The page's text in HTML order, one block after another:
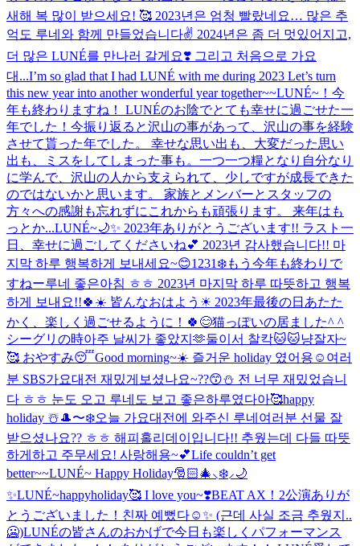
새해 복 많이 받으세요! 🥰 2023년은 엄청 빨랐네요… 많은 추
억도 루네와 함께 만들었습니다✌️ 2024년은 좀 더 멋있어지고,
더 많은 LUNÉ를 만나러 갈게요❣️ 그리고 처음으로 가요
대...I’m so glad that I had LUNÉ with me during 2023 Let’s turn
this new year into another wonderful year together~~LUNÉ~！今
年も終わりますね！ LUNÉのお陰でとても幸せに過ごせた一
年でした！今振り返ると沢山の事があって、沢山の事を経験
させて貰った年でした。 幸せな思い出も、大変だった思い
出も、ミスをしてしまった事も。一つ一つ糧となり自分なり
に学んで、沢山の人から支えられて、少しですが成長できた
のではないかと思います。 家族とメンバーとスタッフの
方々への感謝も忘れずにこれからも頑張ります。 来年はも
っとか...LUNÉ~🌙✨️ 2023年ありがとうございます!! ラスト一
日、幸せに過ごしてくださいね💕︎ 2023년 감사했습니다!! 마
지막 하루 행복하게 보내세요~😊1231❄️もう今年も終わりで
すねー루네 좋은아침 ㅎㅎ 2023년 마지막 하루 따뜻하고 행복
하게 보내요!!🍀☀️ 皆んなおはよう☀ 2023年最後の日あたた
かく、楽しく過ごせるように！🍀😊猫っぽいの居ました^ ^
シーグリの時아주 날씨가 좋았지🫶둘이서 찰칵🐱🐱냥잘자~
🥰 おやすみ😴Good morning~☀️ 즐거운 holiday 였어용☺️ 여러
분 SBS가요대전 재밌게보셨나요~??😙⛄️ 전 너무 재밌었습니
다 ㅎㅎ 눈도 오고 루네도 보고 좋은하루였다아🥰happy
holiday ☃️🎩〜❄️오늘 가요대전에 와주신 루네여러분 선물 잘
받으셨나요?? ㅎㅎ 해피홀리데이입니다!! 추웠는데 다들 따뜻
하게하고 주무세요! 사랑해용~💕Life couldn’t get
better~~LUNÉ~ Happy Holiday🎅🏻🎄⸜❄️⸝🌙
✨LUNÉ~happyholiday🥰 I love you~❣️BEAT AX！2公演ありが
とうございました！ 친짜 예뻤다☺️✨ (근데 사실 조금 추웠지..
🥶)LUNÉの皆さんのおかげで今日も楽しくパフォーマンス